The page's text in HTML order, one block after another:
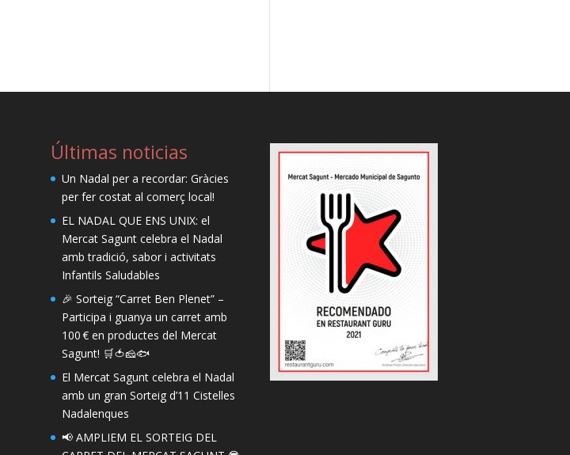
Últimas noticias
Un Nadal per a recordar: Gràcies
per fer costat al comerç local!
EL NADAL QUE ENS UNIX: el
Mercat Sagunt celebra el Nadal
amb tradició, sabor i activitats
Infantils Saludables
🎉 Sorteig “Carret Ben Plenet” –
Participa i guanya un carret amb
100 € en productes del Mercat
Sagunt! 🛒🍅🧀🐟
El Mercat Sagunt celebra el Nadal
amb un gran Sorteig d’11 Cistelles
Nadalenques
📢 AMPLIEM EL SORTEIG DEL